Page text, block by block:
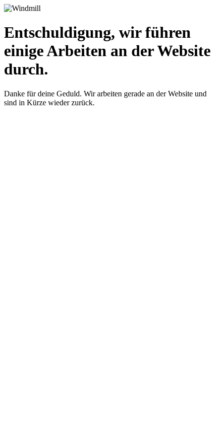
Entschuldigung, wir führen
einige Arbeiten an der Website
durch.
Danke für deine Geduld. Wir arbeiten gerade an der Website und
sind in Kürze wieder zurück.